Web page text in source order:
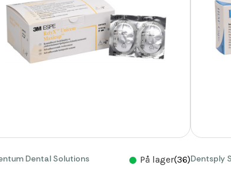
Dental Solutions På lager(36)Dentsply